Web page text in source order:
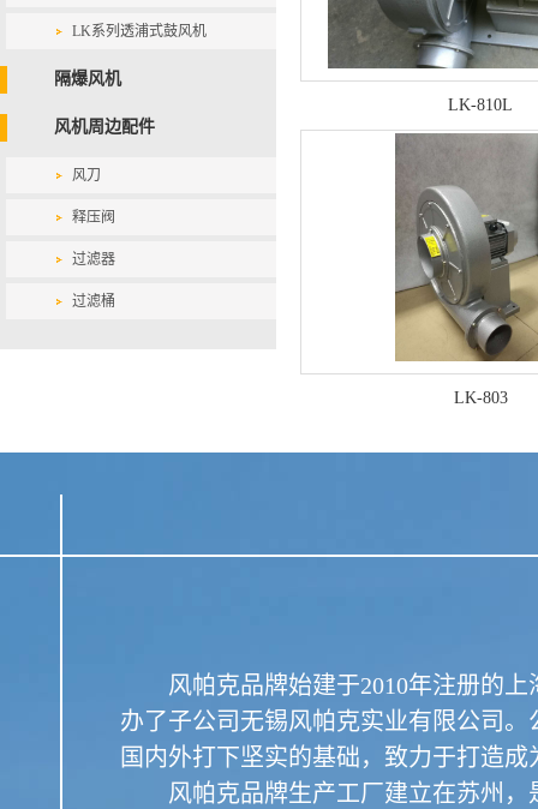
LK系列透浦式鼓风机
隔爆风机
风机周边配件
风刀
释压阀
过滤器
过滤桶
LK-810L
LK-803
风帕克品牌始建于2010年注册的上
办了子公司无锡风帕克实业有限公司
国内外打下坚实的基础，致力于打造
风帕克品牌生产工厂建立在苏州，